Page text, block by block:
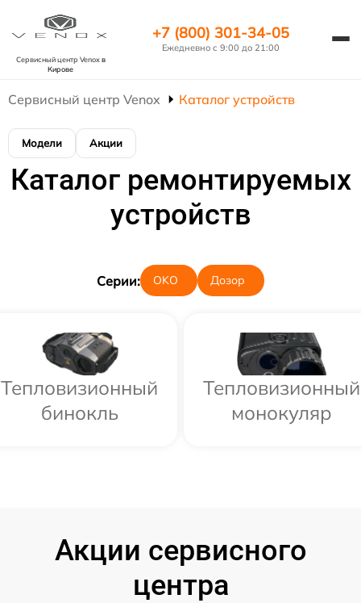
Сервисный центр Venoxв
Кирове
+7 (800) 301-34-05
Ежедневно с 9:00 до 21:00
Сервисный центр Venox Каталог устройств
Модели Акции
Каталог ремонтируемых
устройств
Cерии: OKO Дозор
Тепловизионный
бинокль
Тепловизионный
монокуляр
Акции сервисного
центра